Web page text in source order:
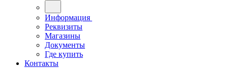
Информация
Реквизиты
Магазины
Документы
Где купить
Контакты